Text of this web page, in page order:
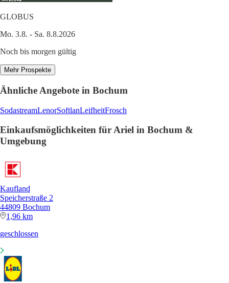
GLOBUS
Mo. 3.8. - Sa. 8.8.2026
Noch bis morgen gültig
Mehr Prospekte
Ähnliche Angebote in Bochum
SodastreamLenorSoftlanLeifheitFrosch
Einkaufsmöglichkeiten für Ariel in Bochum &
Umgebung
Kaufland
Speicherstraße 2
44809 Bochum
1,96 km
geschlossen